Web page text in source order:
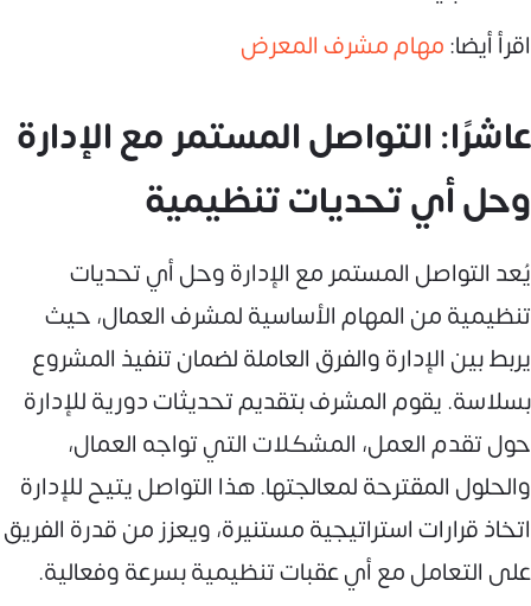
اقرأ أيضا:مهام مشرف المعرض
عاشرًا: التواصل المستمر مع الإدارة
وحل أي تحديات تنظيمية
يُعد التواصل المستمر مع الإدارة وحل أي تحديات
تنظيمية من المهام الأساسية لمشرف العمال، حيث
يربط بين الإدارة والفرق العاملة لضمان تنفيذ المشروع
بسلاسة. يقوم المشرف بتقديم تحديثات دورية للإدارة
حول تقدم العمل، المشكلات التي تواجه العمال،
والحلول المقترحة لمعالجتها. هذا التواصل يتيح للإدارة
اتخاذ قرارات استراتيجية مستنيرة، ويعزز من قدرة الفريق
على التعامل مع أي عقبات تنظيمية بسرعة وفعالية.